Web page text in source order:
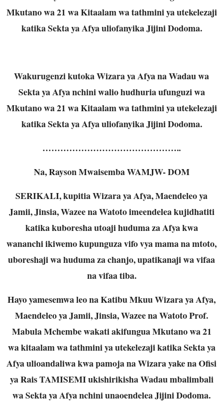
Mkutano wa 21 wa Kitaalam wa tathmini ya utekelezaji
katika Sekta ya Afya uliofanyika Jijini Dodoma.
Wakurugenzi kutoka Wizara ya Afya na Wadau wa
Sekta ya Afya nchini walio hudhuria ufunguzi wa
Mkutano wa 21 wa Kitaalam wa tathmini ya utekelezaji
katika Sekta ya Afya uliofanyika Jijini Dodoma.
………………………………………..
Na, Rayson Mwaisemba WAMJW- DOM
SERIKALI, kupitia Wizara ya Afya, Maendeleo ya
Jamii, Jinsia, Wazee na Watoto imeendelea kujidhatiti
katika kuboresha utoaji huduma za Afya kwa
wananchi ikiwemo kupunguza vifo vya mama na mtoto,
uboreshaji wa huduma za chanjo, upatikanaji wa vifaa
na vifaa tiba.
Hayo yamesemwa leo na Katibu Mkuu Wizara ya Afya,
Maendeleo ya Jamii, Jinsia, Wazee na Watoto Prof.
Mabula Mchembe wakati akifungua Mkutano wa 21
wa kitaalam wa tathmini ya utekelezaji katika Sekta ya
Afya ulioandaliwa kwa pamoja na Wizara yake na Ofisi
ya Rais TAMISEMI ukishirikisha Wadau mbalimbali
wa Sekta ya Afya nchini unaoendelea Jijini Dodoma.